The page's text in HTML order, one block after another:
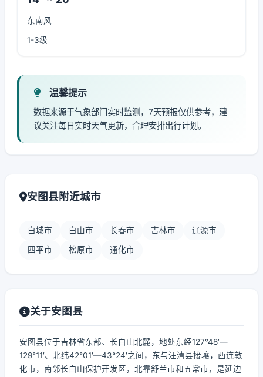
东南风
1-3级
温馨提示
数据来源于气象部门实时监测，7天预报仅供参考，建
议关注每日实时天气更新，合理安排出行计划。
安图县附近城市
白城市 白山市 长春市 吉林市 辽源市
四平市 松原市 通化市
关于安图县
安图县位于吉林省东部、长白山北麓，地处东经127°48′—
129°11′、北纬42°01′—43°24′之间，东与汪清县接壤，西连敦
化市，南邻长白山保护开发区，北靠舒兰市和五常市，是延边